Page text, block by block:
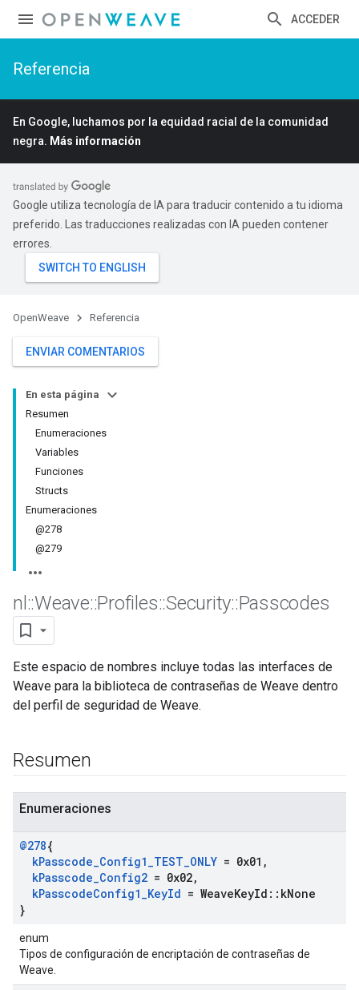
ACCEDER
Referencia
En Google, luchamos por la equidad racial de la comunidad
negra. Más información
Google utiliza tecnología de IA para traducir contenido a tu idioma
preferido. Las traducciones realizadas con IA pueden contener
errores.
OpenWeave Referencia
ENVIAR COMENTARIOS
En esta página
Resumen
Enumeraciones
Variables
Funciones
Structs
Enumeraciones
@278
@279
nl ::Weave::Profiles::Security::Passcodes
Este espacio de nombres incluye todas las interfaces de
Weave para la biblioteca de contraseñas de Weave dentro
del perfil de seguridad de Weave.
Resumen
Enumeraciones
@278{
kPasscode_Config1_TEST_ONLY = 0x01 ,
kPasscode_Config2 = 0x02,
kPasscodeConfig1_KeyId = WeaveKeyId :: kNone
}
enum
Tipos de configuración de encriptación de contraseñas de
Weave.